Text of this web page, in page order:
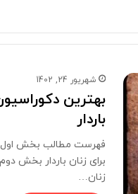
شهریور 24, 1402
بهترین
باردار
فهرست مطالب بخش
برای زنان باردار بخش
زنان…